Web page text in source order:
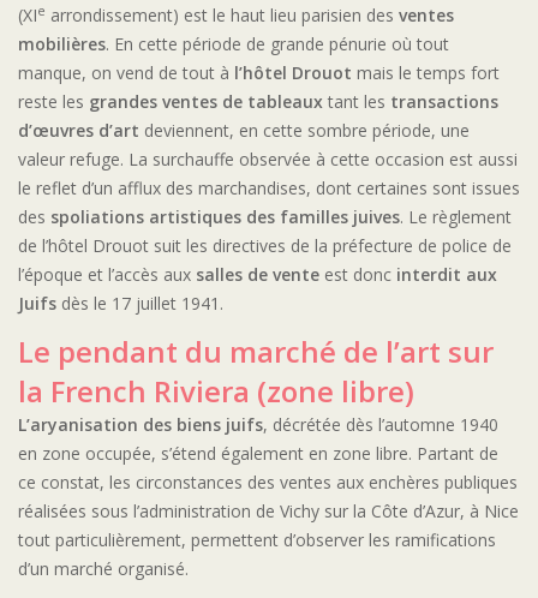
(XIe arrondissement) est le haut lieu parisien des ventes
mobilières. En cette période de grande pénurie où tout
manque, on vend de tout à l’hôtel Drouot mais le temps fort
reste les grandes ventes de tableaux tant les transactions
d’œuvres d’art deviennent, en cette sombre période, une
valeur refuge. La surchauffe observée à cette occasion est aussi
le reflet d’un afflux des marchandises, dont certaines sont issues
des spoliations artistiques des familles juives. Le règlement
de l’hôtel Drouot suit les directives de la préfecture de police de
l’époque et l’accès aux salles de vente est donc interdit aux
Juifs dès le 17 juillet 1941.
Le pendant du marché de l’art sur
la French Riviera (zone libre)
L’aryanisation des biens juifs, décrétée dès l’automne 1940
en zone occupée, s’étend également en zone libre. Partant de
ce constat, les circonstances des ventes aux enchères publiques
réalisées sous l’administration de Vichy sur la Côte d’Azur, à Nice
tout particulièrement, permettent d’observer les ramifications
d’un marché organisé.